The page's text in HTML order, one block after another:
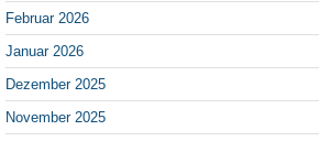
Februar 2026
Januar 2026
Dezember 2025
November 2025